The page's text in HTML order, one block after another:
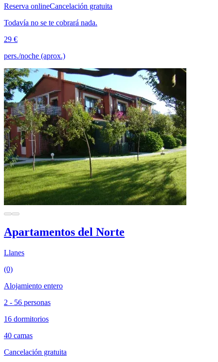
Reserva onlineCancelación gratuita
Todavía no se te cobrará nada.
29 €
pers./noche (aprox.)
Apartamentos del Norte
Llanes
(0)
Alojamiento entero
2 - 56 personas
16 dormitorios
40 camas
Cancelación gratuita